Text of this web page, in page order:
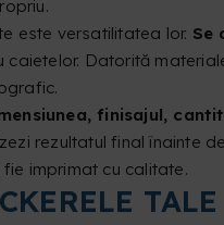
este versatilitatea lor. Se
Datorită
finisajul,
rezultatul final
imprimat cu calitate.
TALE